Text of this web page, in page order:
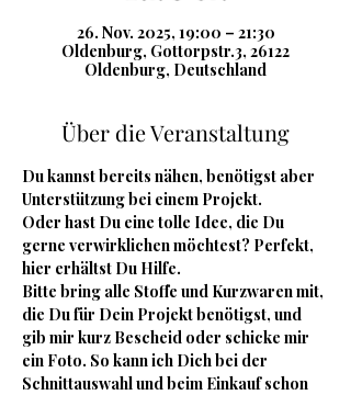
26. Nov. 2025, 19:00 – 21:30
Oldenburg, Gottorpstr.3, 26122
Oldenburg, Deutschland
Über die Veranstaltung
Du kannst bereits nähen, benötigst aber
Unterstützung bei einem Projekt.
Oder hast Du eine tolle Idee, die Du
gerne verwirklichen möchtest? Perfekt,
hier erhältst Du Hilfe.
Bitte bring alle Stoffe und Kurzwaren mit,
die Du für Dein Projekt benötigst, und
gib mir kurz Bescheid oder schicke mir
ein Foto. So kann ich Dich bei der
Schnittauswahl und beim Einkauf schon